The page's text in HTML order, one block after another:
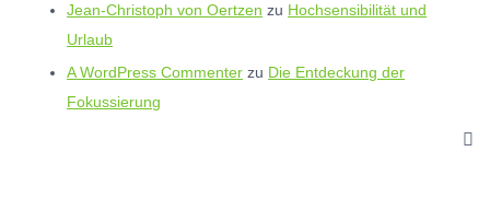
Jean-Christoph von Oertzen zu Hochsensibilität und
Urlaub
A WordPress Commenter zu Die Entdeckung der
Fokussierung